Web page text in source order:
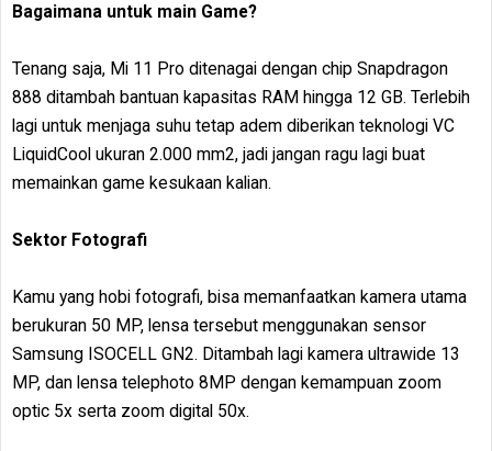
Bagaimana untuk main Game?
Tenang saja, Mi 11 Pro ditenagai dengan chip Snapdragon
888 ditambah bantuan kapasitas RAM hingga 12 GB. Terlebih
lagi untuk menjaga suhu tetap adem diberikan teknologi VC
LiquidCool ukuran 2.000 mm2, jadi jangan ragu lagi buat
memainkan game kesukaan kalian.
Sektor Fotografi
Kamu yang hobi fotografi, bisa memanfaatkan kamera utama
berukuran 50 MP, lensa tersebut menggunakan sensor
Samsung ISOCELL GN2. Ditambah lagi kamera ultrawide 13
MP, dan lensa telephoto 8MP dengan kemampuan zoom
optic 5x serta zoom digital 50x.